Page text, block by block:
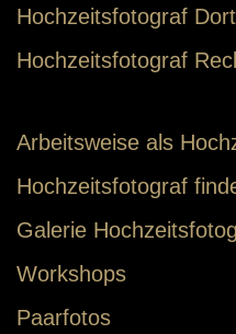
Hochzeitsfotograf
Hochzeitsfotograf
Arbeitsweise als
Hochzeitsfotograf
Galerie
Workshops
Paarfotos